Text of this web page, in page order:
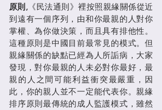
原則,《民法通則》裡按照親緣關係從近
到遠有一個序列，由和你最親的人對你
掌權、為你做決策，而且具有排他性。
這種原則是中國目前最常見的模式。但
親緣關係的缺點已經為人所詬病，大家
發現，對你最親的人未必對你最好，最
親的人之間可能利益衝突最嚴重，因
此，你的親人並不一定能代表你。親緣
排序原則最傳統的成人監護模式，雖然